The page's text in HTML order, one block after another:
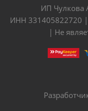
ИП Чулкова
ИНН 331405822720
| Не